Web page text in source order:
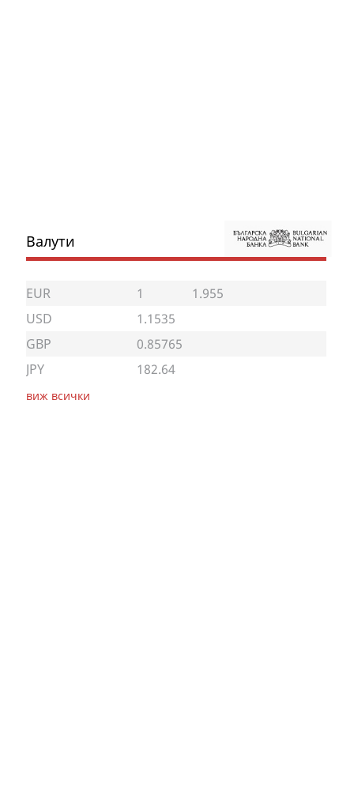
Валути
EUR 1
1.955
USD
1.1535
GBP
0.85765
JPY
182.64
виж всички